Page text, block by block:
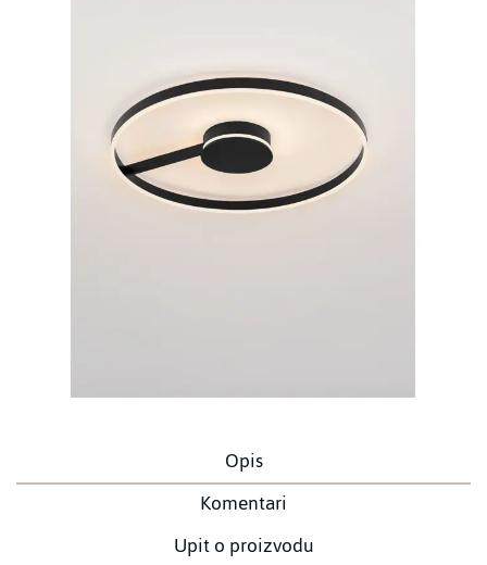
Opis
Komentari
Upit o proizvodu